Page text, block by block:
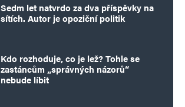
Sedm let natvrdo za dva příspěvky na
sítích. Autor je opoziční politik
Kdo rozhoduje, co je lež? Tohle se
zastáncům „správných názorů“
nebude líbit